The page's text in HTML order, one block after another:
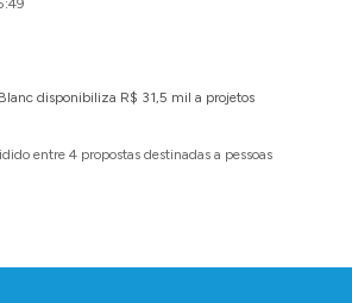
disponibiliza R$ 31,5 mil a projetos
entre 4 propostas destinadas a pessoas